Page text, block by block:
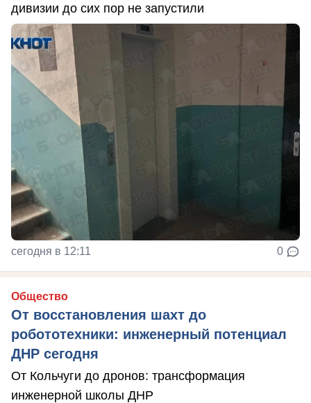
дивизии до сих пор не запустили
сегодня в 12:11 0
Общество
От восстановления шахт до
робототехники: инженерный потенциал
ДНР сегодня
От Кольчуги до дронов: трансформация
инженерной школы ДНР